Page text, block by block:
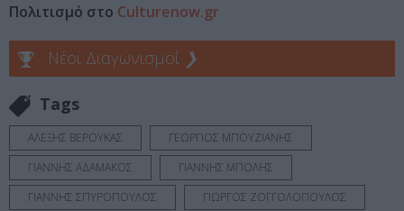
Πολιτισμό στο Culturenow.gr
Νέοι Διαγωνισμοί ❯
Tags
ΑΛΕΞΗΣ ΒΕΡΟΥΚΑΣ
ΓΕΩΡΓΙΟΣ ΜΠΟΥΖΙΑΝΗΣ
ΓΙΑΝΝΗΣ ΑΔΑΜΑΚΟΣ
ΓΙΑΝΝΗΣ ΜΠΟΛΗΣ
ΓΙΑΝΝΗΣ ΣΠΥΡΟΠΟΥΛΟΣ
ΓΙΩΡΓΟΣ ΖΟΓΓΟΛΟΠΟΥΛΟΣ